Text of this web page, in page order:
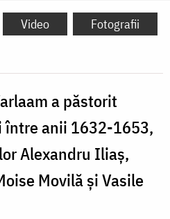
Video Fotografii
a păstorit
între anii 1632-1653,
Alexandru Iliaș,
Movilă și Vasile